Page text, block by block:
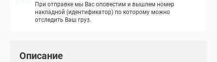
При отправке мы Вас оповестим и вышлем номер
накладной (идентификатор) по которому можно
отследить Ваш груз.
Описание